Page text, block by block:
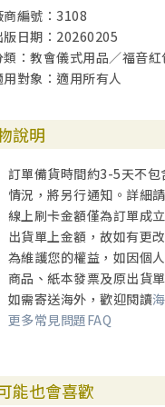
商編號：3108
版日期：20260205
類：教會儀式用品／福音
用對象：適用所有人
說明
訂單備貨時間約3-5天不
情況，將另行通知。詳細
線上刷卡金額僅為訂單成
出貨單上金額，故如有更
為維護您的權益，如因個
商品、紙本發票及原出貨
如需寄送海外，歡迎閱讀
更多常見問題FAQ
能也會喜歡